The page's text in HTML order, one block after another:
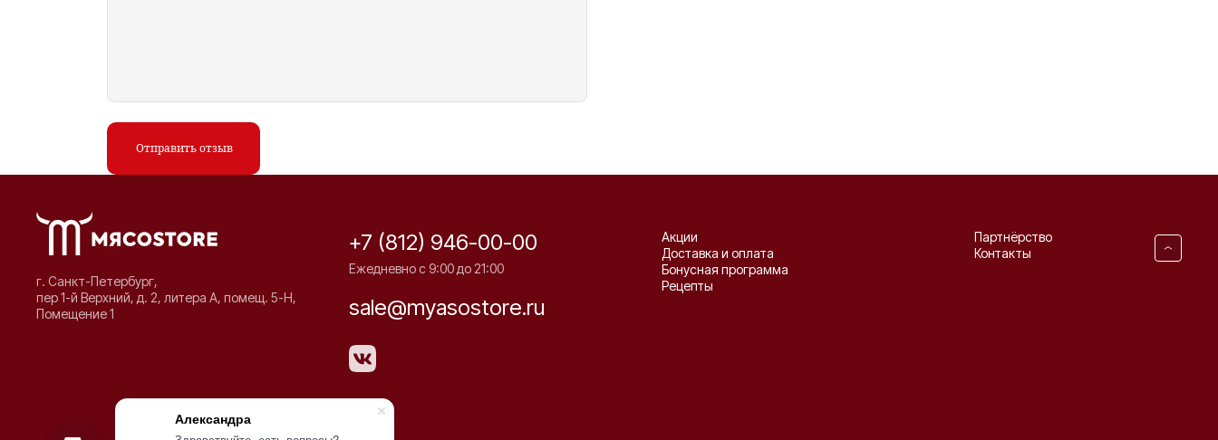
Александра
Отправить отзыв
г. Санкт-Петербург,
пер 1-й Верхний, д. 2, литера А, помещ. 5-Н,
Помещение 1
+7 (812) 946-00-00
Ежедневно с 9:00 до 21:00
sale@myasostore.ru
Акции
Доставка и оплата
Бонусная программа
Рецепты
Партнёрство
Контакты